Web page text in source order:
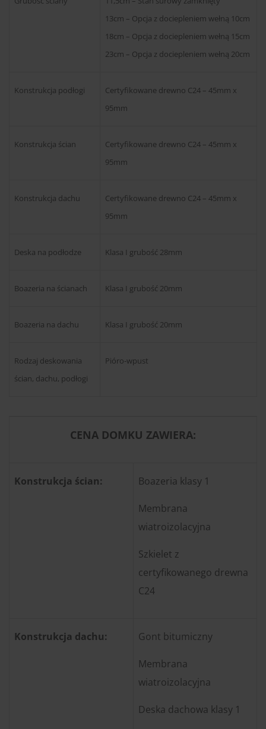
13cm – Opcja z dociepleniem wełną 10cm
18cm – Opcja z dociepleniem wełną 15cm
23cm – Opcja z dociepleniem wełną 20cm
Konstrukcja podłogi
Certyfikowane drewno C24 – 45mm x
95mm
Konstrukcja ścian
Certyfikowane drewno C24 – 45mm x
95mm
Konstrukcja dachu
Certyfikowane drewno C24 – 45mm x
95mm
Deska na podłodze Klasa I grubość 28mm
Boazeria na ścianach Klasa I grubość 20mm
Boazeria na dachu Klasa I grubość 20mm
Rodzaj deskowania
ścian, dachu, podłogi
Pióro-wpust
CENA DOMKU ZAWIERA:
Konstrukcja ścian: Boazeria klasy 1
Membrana
wiatroizolacyjna
Szkielet z
certyfikowanego drewna
C24
Konstrukcja dachu: Gont bitumiczny
Membrana
wiatroizolacyjna
Deska dachowa klasy 1